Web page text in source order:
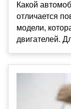
Какой
отличается
модели,
двигателей.